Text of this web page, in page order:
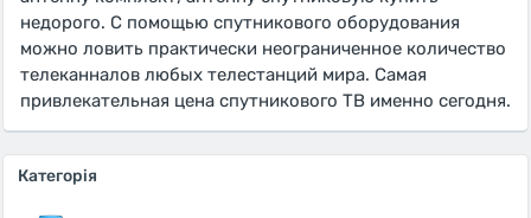
недорого. С помощью спутникового оборудования
можно ловить практически неограниченное количество
телеканналов любых телестанций мира. Самая
привлекательная цена спутникового ТВ именно сегодня.
Категорія